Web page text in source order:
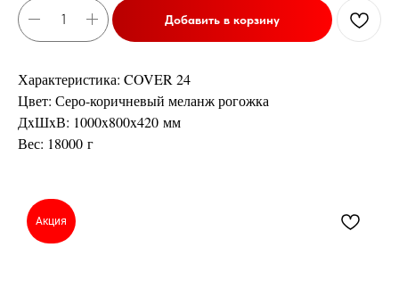
Добавить в корзину
Характеристика: COVER 24
Цвет: Серо-коричневый меланж рогожка
ДxШxВ: 1000x800x420 мм
Вес: 18000 г
Акция